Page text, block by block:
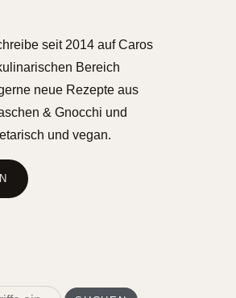
seit 2014 auf Caros
Bereich
neue Rezepte aus
& Gnocchi und
und vegan.